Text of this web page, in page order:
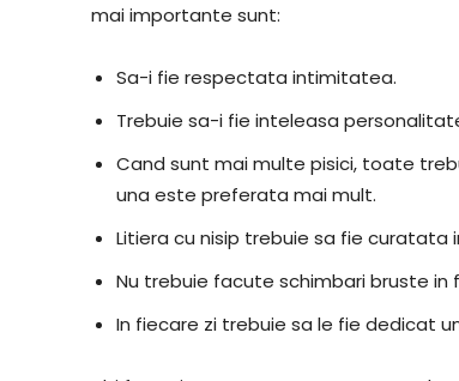
mai importante sunt:
Sa-i fie respectata intimitatea.
Trebuie sa-i fie inteleasa
Cand sunt mai multe pisici, toate
una este preferata mai mult.
Litiera cu nisip trebuie sa fie curatata
Nu trebuie facute schimbari bruste
In fiecare zi trebuie sa le fie dedicat